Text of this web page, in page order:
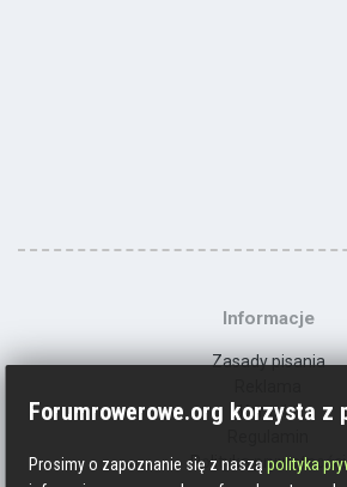
Informacje
Zasady pisania
Kontakt
Polityka prywatności
Forumrowerowe.org korzysta z
Prosimy o zapoznanie się z nasząpolityka